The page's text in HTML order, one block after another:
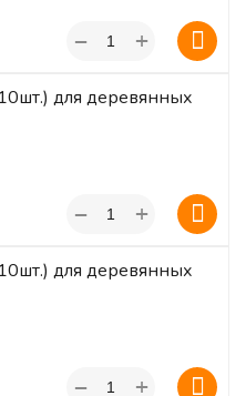
+
−
для деревянных
+
−
для деревянных
+
−